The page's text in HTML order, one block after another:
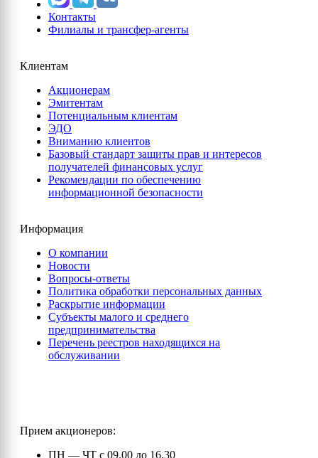
Контакты
Филиалы и трансфер-агенты
Клиентам
Акционерам
Эмитентам
Потенциальным клиентам
ЭДО
Вниманию клиентов
Базовый стандарт защиты прав и интересов
получателей финансовых услуг
Рекомендации по обеспечению
информационной безопасности
Информация
О компании
Новости
Вопросы-ответы
Политика обработки персональных данных
Раскрытие информации
Субъекты малого и среднего
предпринимательства
Перечень реестров находящихся на
обслуживании
Прием акционеров:
ПН — ЧТ с 09.00 до 16.30